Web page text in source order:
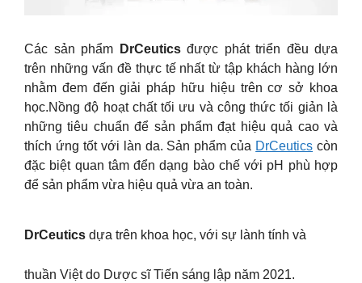
Các sản phẩm DrCeuticsđược phát triển đều dựa
trên những vấn đề thực tế nhất từ tập khách hàng lớn
nhằm đem đến giải pháp hữu hiệu trên cơ sở khoa
học.Nồng độ hoạt chất tối ưu và công thức tối giản là
những tiêu chuẩn để sản phẩm đạt hiệu quả cao và
thích ứng tốt với làn da. Sản phẩm của DrCeutics còn
đặc biệt quan tâm đển dạng bào chế với pH phù hợp
để sản phẩm vừa hiệu quả vừa an toàn.
DrCeutics dựa trên khoa học, với sự lành tính và
thuần Việt do Dược sĩ Tiến sáng lập năm 2021.